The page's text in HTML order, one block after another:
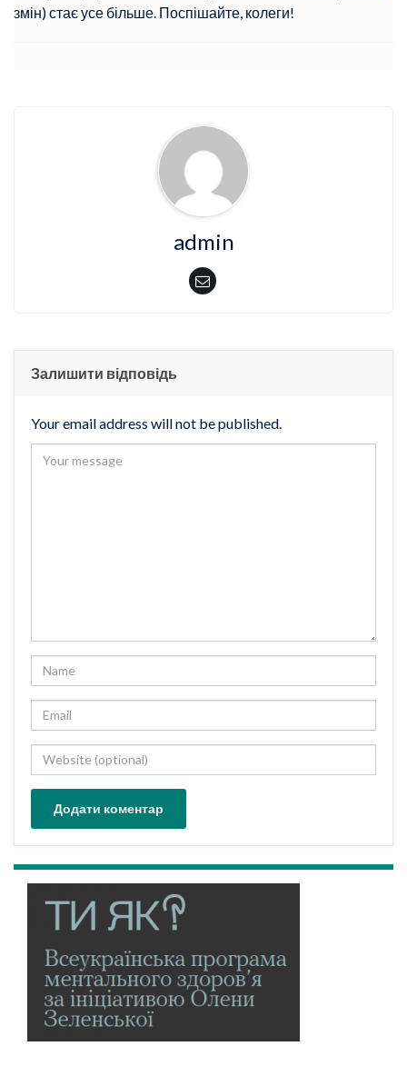
змін) стає усе більше. Поспішайте, колеги!
admin
Залишити відповідь
Your email address will not be published.